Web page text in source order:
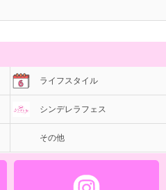
ライフスタイル
シンデレラフェス
その他